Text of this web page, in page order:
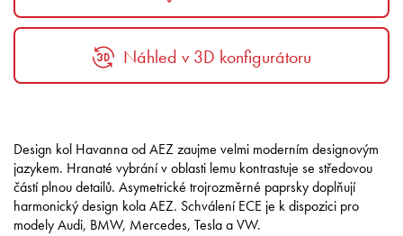
Náhled v 3D konfigurátoru
Design kol Havanna od AEZ zaujme velmi moderním designovým
jazykem. Hranaté vybrání v oblasti lemu kontrastuje se středovou
částí plnou detailů. Asymetrické trojrozměrné paprsky doplňují
harmonický design kola AEZ. Schválení ECE je k dispozici pro
modely Audi, BMW, Mercedes, Tesla a VW.